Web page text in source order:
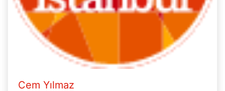
Cem Yılmaz